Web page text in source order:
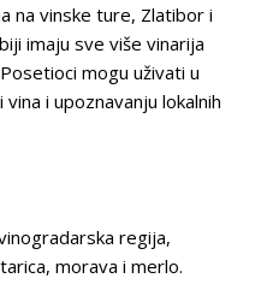
na vinske ture, Zlatibor i
imaju sve više vinarija
mogu uživati u
i upoznavanju lokalnih
regija,
morava i merlo.